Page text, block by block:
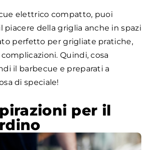
elettrico compatto, puoi
della griglia anche in spazi
perfetto per grigliate pratiche,
Quindi, cosa
il barbecue e preparati a
di speciale!
per il